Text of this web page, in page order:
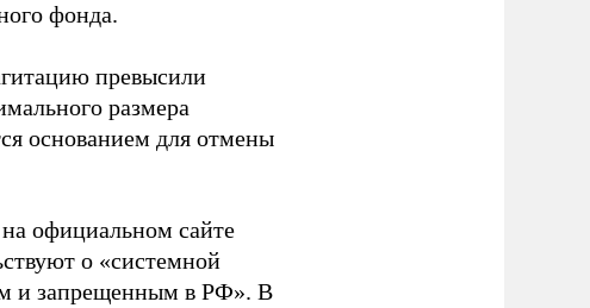
фонда.
превысили
размера
основанием для отмены
официальном сайте
о «системной
и запрещенным в РФ». В